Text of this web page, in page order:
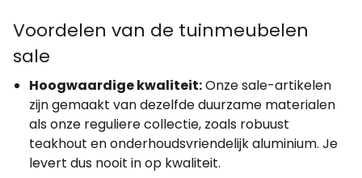
Voordelen van de tuinmeubelen
sale
Hoogwaardige kwaliteit:Onze sale-artikelen
zijn gemaakt van dezelfde duurzame materialen
als onze reguliere collectie, zoals robuust
teakhout en onderhoudsvriendelijk aluminium. Je
levert dus nooit in op kwaliteit.